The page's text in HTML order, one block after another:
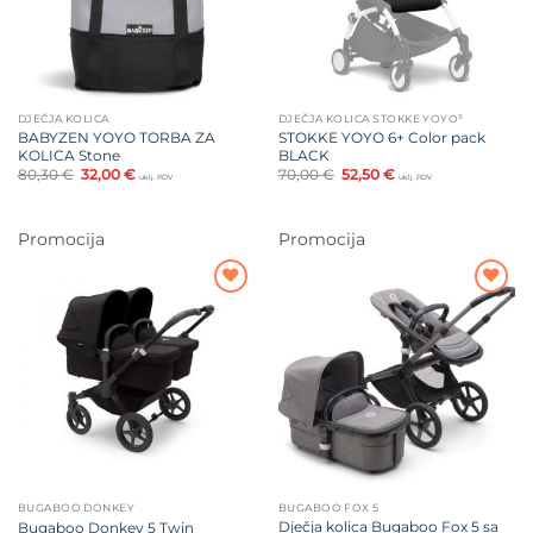
DJEČJA KOLICA
BABYZEN YOYO TORBA ZA
KOLICA Stone
80,30€ Izvorna
cijena
80,30 €.
32,00€Trenutna
uklj. PDV
DJEČJA KOLICA STOKKE YOYO³
STOKKE YOYO 6+ Color pack
BLACK
70,00€ Izvorna
cijena
70,00 €.
52,50€Trenutna
uklj. PDV
Promocija
Dodajte
na listu
BUGABOO DONKEY
Bugaboo Donkey 5 Twin
Promocija
Dodajte
na listu
želja
BUGABOO FOX 5
Dječja kolica Bugaboo Fox 5 sa